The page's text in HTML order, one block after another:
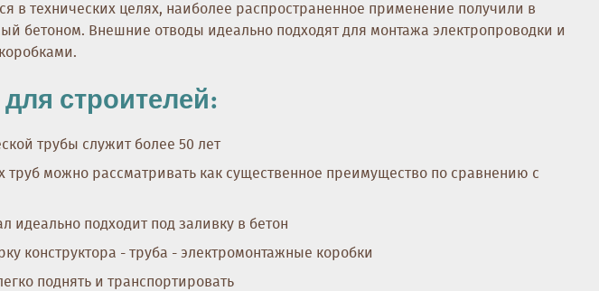
в технических целях, наиболее распространенное применение получили в
бетоном. Внешние отводы идеально подходят для монтажа электропроводки и
строителей:
трубы служит более 50 лет
труб можно рассматривать как существенное преимущество по сравнению с
идеально подходит под заливку в бетон
конструктора - труба - электромонтажные коробки
поднять и транспортировать